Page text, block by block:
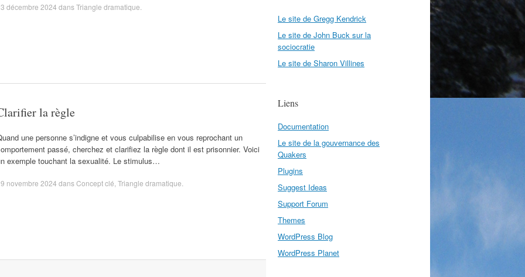
décembre 2024 dansTriangle dramatique
la règle
une personne s’indigne et vous culpabilise en vous reprochant un
passé, cherchez et clarifiez la règle dont il est prisonnier. Voici
exemple touchant la sexualité. Le stimulus…
novembre 2024 dansConcept clé Triangle dramatique
Le site de Gregg Kendrick
Le site de John Buck sur la
sociocratie
Le site de Sharon Villines
Liens
Documentation
Le site de la gouvernance des
Quakers
Plugins
Suggest Ideas
Support Forum
Themes
WordPress Blog
WordPress Planet